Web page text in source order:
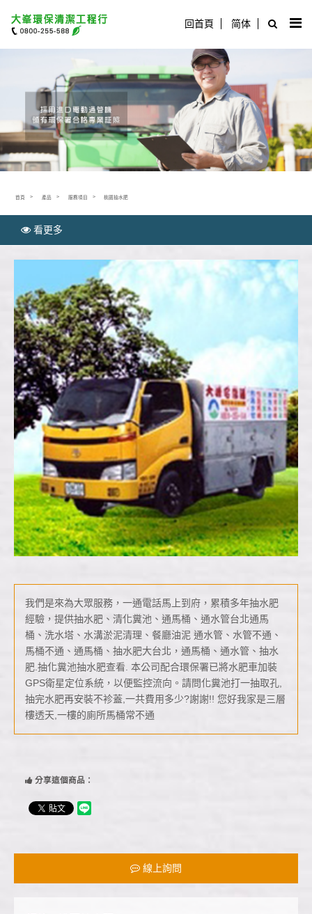
回首頁 简体
首頁 產品 服務項目 桃園抽水肥
看更多
我們是來為大眾服務，一通電話馬上到府，累積多年抽水肥
經驗，提供抽水肥、清化糞池、通馬桶、通水管台北通馬
桶、洗水塔、水溝淤泥清理、餐廳油泥 通水管、水管不通、
馬桶不通、通馬桶、抽水肥大台北，通馬桶、通水管、抽水
肥.抽化糞池抽水肥查看. 本公司配合環保署已將水肥車加裝
GPS衛星定位系統，以便監控流向。請問化糞池打一抽取孔,
抽完水肥再安裝不袗蓋,一共費用多少?謝謝!! 您好我家是三層
樓透天,一樓的廁所馬桶常不通
分享這個商品：
線上詢問